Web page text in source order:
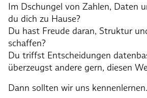
Im Dschungel von Zahlen, Daten
du dich zu Hause?
Du hast Freude daran, Struktur
schaffen?
Du triffst Entscheidungen
überzeugst andere gern, diesen
Dann sollten wir uns kennenlernen.